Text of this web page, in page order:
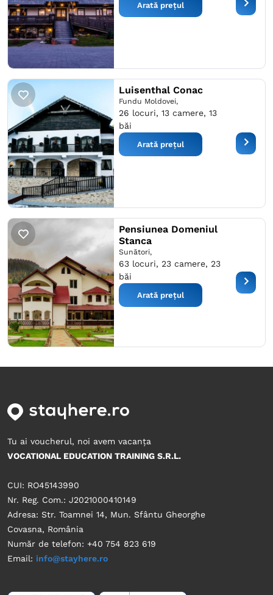
Arată prețul
Luisenthal Conac
Fundu Moldovei,
26 locuri, 13 camere, 13
băi
Arată prețul
Pensiunea Domeniul
Stanca
Sunători,
63 locuri, 23 camere, 23
băi
Arată prețul
Tu ai voucherul, noi avem vacanța
VOCATIONAL EDUCATION TRAINING S.R.L.
CUI: RO45143990
Nr. Reg. Com.: J2021000410149
Adresa: Str. Toamnei 14, Mun. Sfântu Gheorghe
Covasna, România
Număr de telefon: +40 754 823 619
Email: info@stayhere.ro